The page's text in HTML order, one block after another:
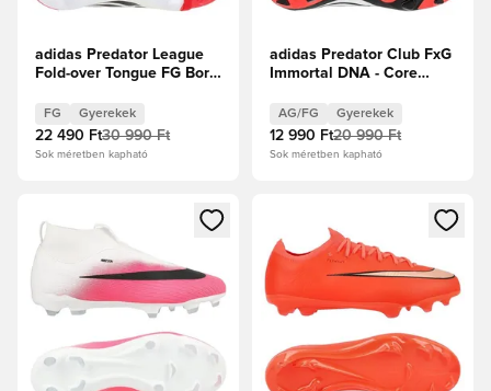
adidas Predator League
Fold-over Tongue FG Born
Élénkpiros/Core
Black/Fehér cipők Gyerek
FG Gyerekek
22 490 Ft30 990 Ft
Sok méretben kapható
adidas Predator Club FxG
Immortal DNA - Core
Élénkpiros Gyerek
AG/FG Gyerekek
12 990 Ft20 990 Ft
Sok méretben kapható
Megnyit egy modált a bejelentkezéshez vagy a tagként
Megnyit egy modált a